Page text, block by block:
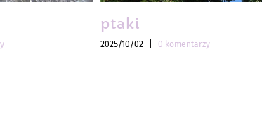
ptaki
2025/10/02 0 komentarzy